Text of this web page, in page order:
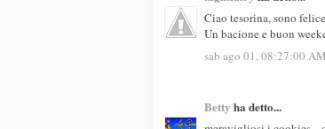
Ciao tesorina, sono
Un bacione e buon
sab ago 01, 08:27:00
Betty ha detto...